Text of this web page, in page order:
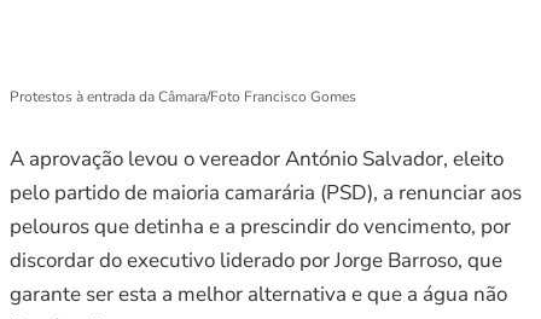
Protestos à entrada da Câmara/Foto Francisco Gomes
A aprovação levou o vereador António Salvador, eleito
pelo partido de maioria camarária (PSD), a renunciar aos
pelouros que detinha e a prescindir do vencimento, por
discordar do executivo liderado por Jorge Barroso, que
garante ser esta a melhor alternativa e que a água não